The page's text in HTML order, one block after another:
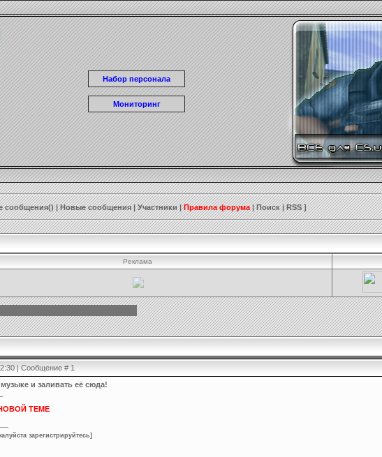
Набор персонала
Мониторинг
сообщения()|Новые сообщения|Участники|Правила форума|Поиск|RSS]
Реклама
| Сообщение # 1
и заливать её сюда!
ТЕМЕ
зарегистрируйтесь]